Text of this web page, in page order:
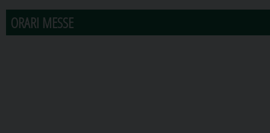
ORARI MESSE